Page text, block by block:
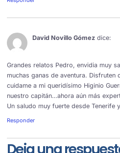
David Novillo Gómez dice:
Grandes relatos Pedro, envidia muy
muchas ganas de aventura. Disfruten
cuidame a mi queridísimo Higinio
nuestro capitán…ahora aún más
Un saludo muy fuerte desde Tenerife
Responder